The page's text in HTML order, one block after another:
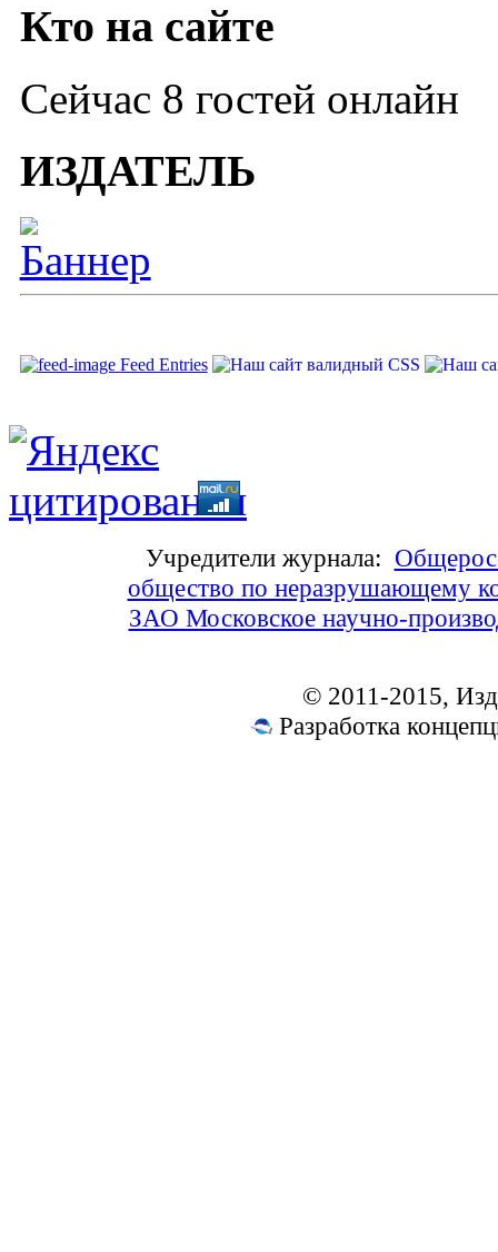
Кто на сайте
Сейчас 8 гостей онлайн
ИЗДАТЕЛЬ
Feed Entries
Учредители журнала:
общество по неразрушающему
ЗАО Московское научно-
© 2011-2015,
Разработка